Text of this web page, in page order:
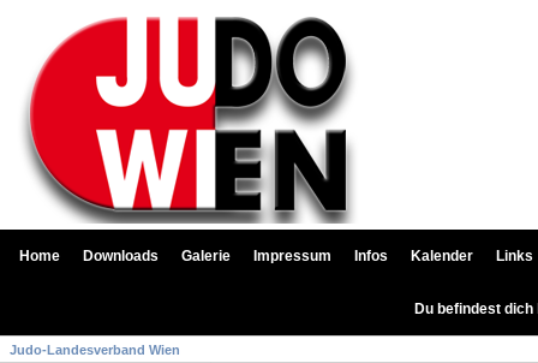
Home Downloads Galerie Impressum Infos Kalender Links
Du befindest
Judo-Landesverband Wien